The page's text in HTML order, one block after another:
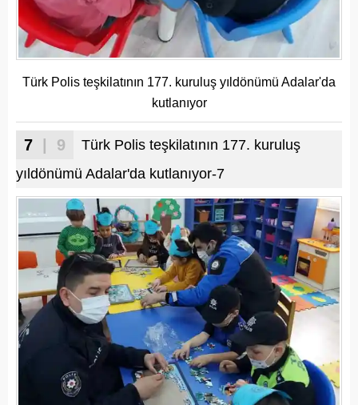
Türk Polis teşkilatının 177. kuruluş yıldönümü Adalar'da
kutlanıyor
7 | 9
Türk Polis teşkilatının 177. kuruluş
yıldönümü Adalar'da kutlanıyor-7